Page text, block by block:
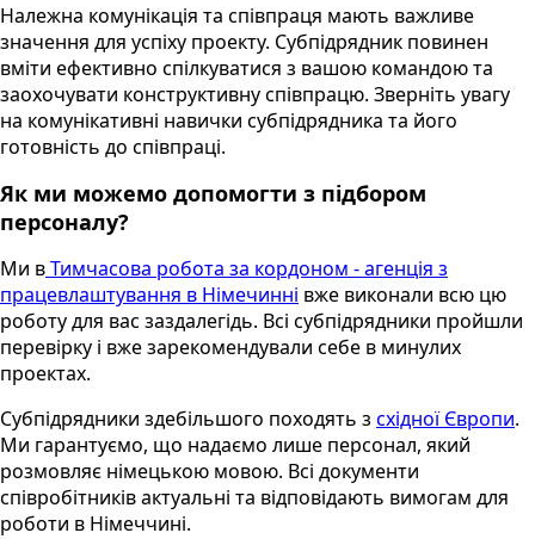
Належна комунікація та співпраця мають важливе
значення для успіху проекту. Субпідрядник повинен
вміти ефективно спілкуватися з вашою командою та
заохочувати конструктивну співпрацю. Зверніть увагу
на комунікативні навички субпідрядника та його
готовність до співпраці.
Як ми можемо допомогти з підбором
персоналу?
Ми вТимчасова робота за кордоном - aгенція з
працевлаштування в Німечинні вже виконали всю цю
роботу для вас заздалегідь. Всі субпідрядники пройшли
перевірку і вже зарекомендували себе в минулих
проектах.
Субпідрядники здебільшого походять з східної Європи.
Ми гарантуємо, що надаємо лише персонал, який
розмовляє німецькою мовою. Всі документи
співробітників актуальні та відповідають вимогам для
роботи в Німеччині.